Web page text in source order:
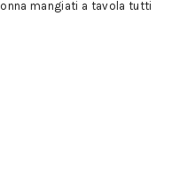
mangiati a tavola tutti